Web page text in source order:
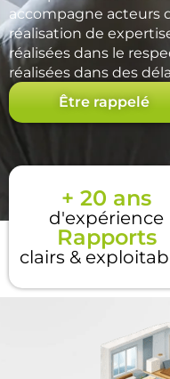
accompagne acteurs
réalisation de
réalisées dans le
réalisées dans des
Être rappelé
+ 20 ans
d'expérience
Rapports
clairs &